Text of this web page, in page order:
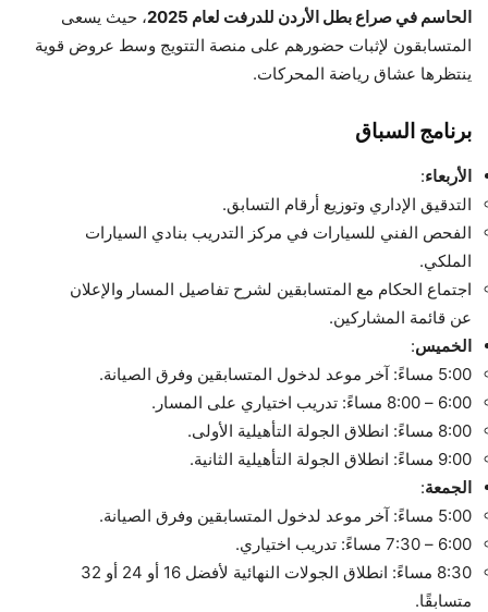
الحاسم في صراع بطل الأردن للدرفت لعام 2025
، حيث يسعى
المتسابقون لإثبات حضورهم على منصة التتويج وسط عروض قوية
ينتظرها عشاق رياضة المحركات.
برنامج السباق
الأربعاء:
التدقيق الإداري وتوزيع أرقام التسابق.
الفحص الفني للسيارات في مركز التدريب بنادي السيارات
الملكي.
اجتماع الحكام مع المتسابقين لشرح تفاصيل المسار والإعلان
عن قائمة المشاركين.
الخميس:
5:00 مساءً: آخر موعد لدخول المتسابقين وفرق الصيانة.
6:00 – 8:00 مساءً: تدريب اختياري على المسار.
8:00 مساءً: انطلاق الجولة التأهيلية الأولى.
9:00 مساءً: انطلاق الجولة التأهيلية الثانية.
الجمعة:
5:00 مساءً: آخر موعد لدخول المتسابقين وفرق الصيانة.
6:00 – 7:30 مساءً: تدريب اختياري.
8:30 مساءً: انطلاق الجولات النهائية لأفضل 16 أو 24 أو 32
متسابقًا.